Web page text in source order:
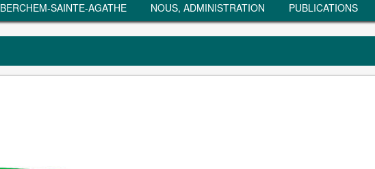
BERCHEM-SAINTE-AGATHE NOUS, ADMINISTRATION PUBLICATIONS